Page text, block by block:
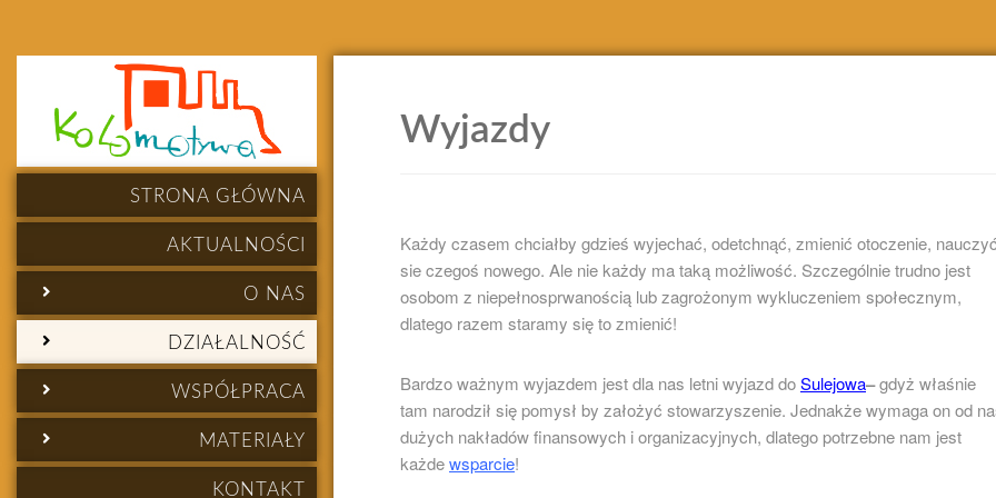
STRONA GŁÓWNA
AKTUALNOŚCI
O NAS
DZIAŁALNOŚĆ
WSPÓŁPRACA
MATERIAŁY
KONTAKT
Wyjazdy
Każdy czasem chciałby gdzieś wyjechać, odetchnąć, zmienić otoczenie,
sie czegoś nowego. Ale nie każdy ma taką możliwość. Szczególnie trudno jest
osobom z niepełnosprwanością lub zagrożonym wykluczeniem społecznym,
dlatego razem staramy się to zmienić!
Bardzo ważnym wyjazdem jest dla nas letni wyjazd doSulejowa–gdyż właśnie
tam narodził się pomysł by założyć stowarzyszenie. Jednakże wymaga on od
dużych nakładów finansowych i organizacyjnych, dlatego potrzebne nam jest
każdewsparcie!